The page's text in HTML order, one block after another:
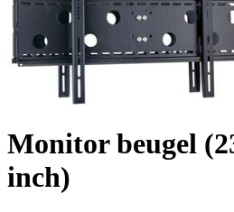
Monitor beugel
inch)